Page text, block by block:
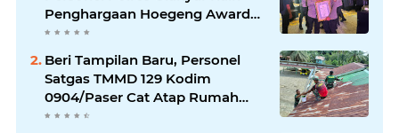
Penghargaan Hoegeng Awards
2026
Beri Tampilan Baru, Personel
Satgas TMMD 129 Kodim
0904/Paser Cat Atap Rumah
Marbot